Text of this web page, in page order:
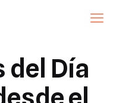
del Día